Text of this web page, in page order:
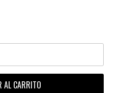
AL CARRITO